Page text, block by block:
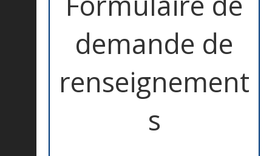
demande de
renseignement
s